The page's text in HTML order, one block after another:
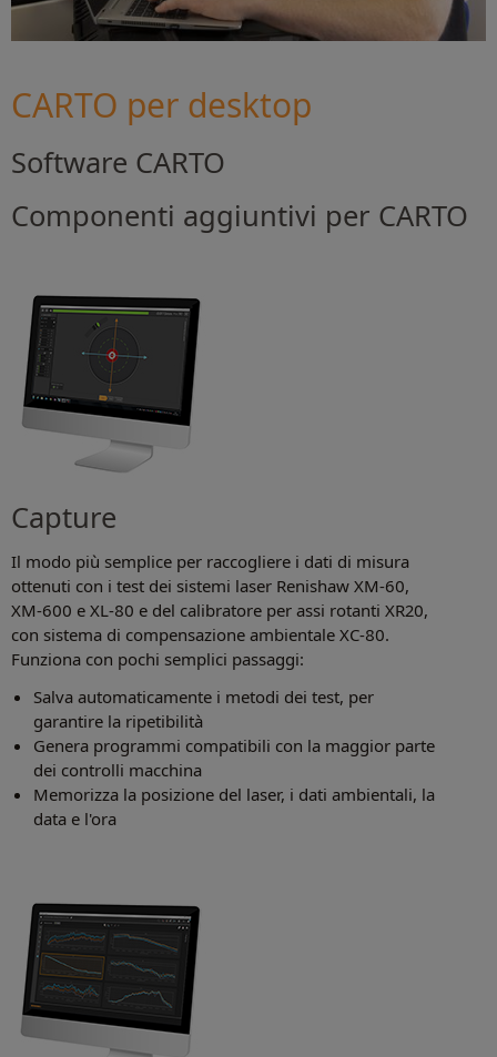
CARTO per desktop
Software CARTO
Componenti aggiuntivi per CARTO
Capture
Il modo più semplice per raccogliere i dati di misura
ottenuti con i test dei sistemi laser Renishaw XM-60,
XM-600 e XL-80 e del calibratore per assi rotanti XR20,
con sistema di compensazione ambientale XC-80.
Funziona con pochi semplici passaggi:
Salva automaticamente i metodi dei test, per
garantire la ripetibilità
Genera programmi compatibili con la maggior parte
dei controlli macchina
Memorizza la posizione del laser, i dati ambientali, la
data e l'ora